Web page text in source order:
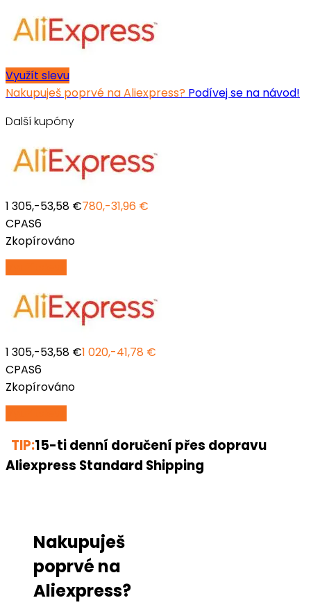
Využít slevu
Nakupuješ poprvé na Aliexpress? Podívej se na návod!
Další kupóny
1 305,-53,58 €780,-31,96 €
CPAS6
Zkopírováno
1 305,-53,58 €1 020,-41,78 €
CPAS6
Zkopírováno
TIP:15-ti denní doručení přes dopravu
Aliexpress Standard Shipping
Nakupuješ
poprvé na
Aliexpress?